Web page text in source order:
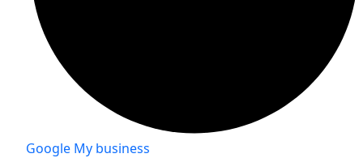
Google My business